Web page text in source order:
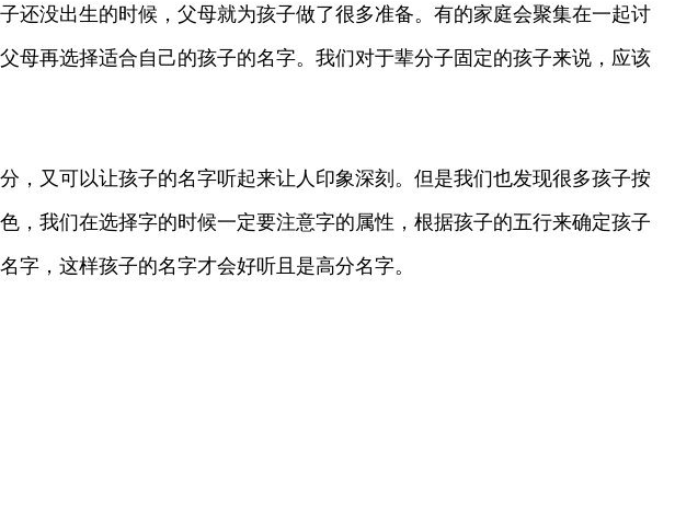
还没出生的时候，父母就为孩子做了很多准备。有的家庭会聚集在一起讨
母再选择适合自己的孩子的名字。我们对于辈分子固定的孩子来说，应该
，又可以让孩子的名字听起来让人印象深刻。但是我们也发现很多孩子按
，我们在选择字的时候一定要注意字的属性，根据孩子的五行来确定孩子
，这样孩子的名字才会好听且是高分名字。